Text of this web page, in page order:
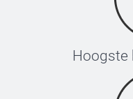
Hoogste